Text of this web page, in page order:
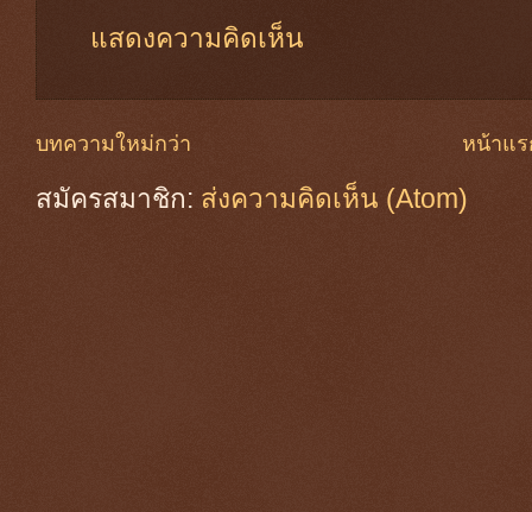
แสดงความคิดเห็น
บทความใหม่กว่า หน้าแร
สมัครสมาชิก: ส่งความคิดเห็น (Atom)